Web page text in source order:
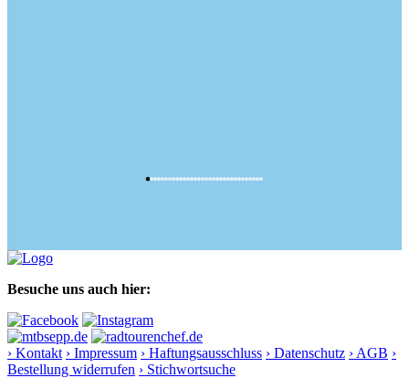
Besuche uns auch hier:
› Kontakt › Impressum › Haftungsausschluss › Datenschutz › AGB ›
Bestellung widerrufen › Stichwortsuche